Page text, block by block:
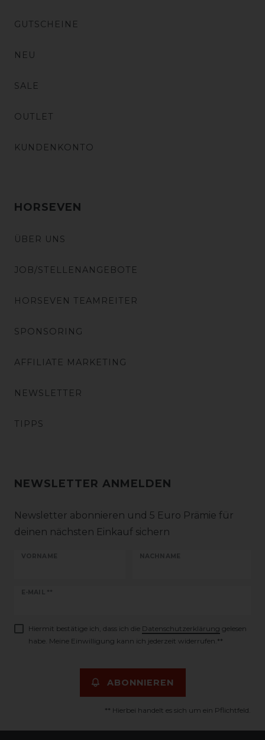
GUTSCHEINE
NEU
SALE
OUTLET
KUNDENKONTO
HORSEVEN
ÜBER UNS
JOB/STELLENANGEBOTE
HORSEVEN TEAMREITER
SPONSORING
AFFILIATE MARKETING
NEWSLETTER
TIPPS
NEWSLETTER ANMELDEN
Newsletter abonnieren und 5 Euro Prämie für
deinen nächsten Einkauf sichern
VORNAME NACHNAME
E-MAIL **
Newsletter
Hiermit bestätige ich, dass ich die Daten­schutz­erklärung gelesen
habe. Meine Einwilligung kann ich jederzeit widerrufen.**
ABONNIEREN
** Hierbei handelt es sich um ein Pflichtfeld.